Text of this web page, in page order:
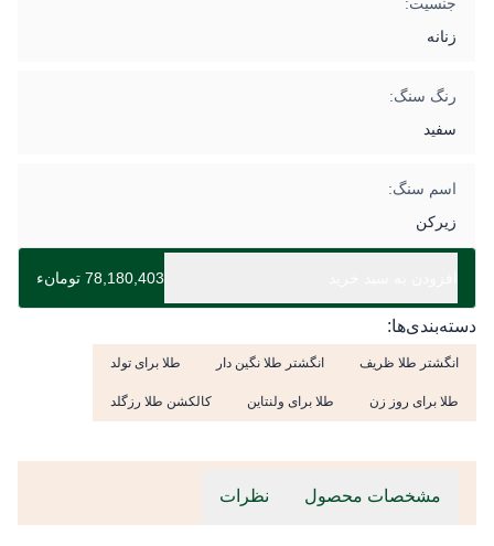
زنانه
رنگ سنگ:
سفید
اسم سنگ:
زیرکن
78,180,403 تومانء
دسته‌بندی‌ها:
انگشتر طلا ظریف انگشتر طلا نگین دار طلا برای تولد
طلا برای روز زن طلا برای ولنتاین کالکشن طلا رزگلد
مشخصات محصول نظرات